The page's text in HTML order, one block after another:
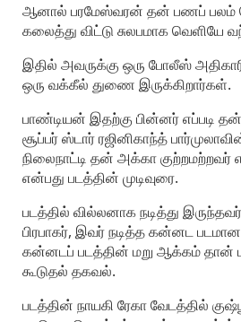
ஆனால் பரமேஸ்வரன் தன் பணப் பலம்
கலைத்து விட்டு சுலபமாக வெளியே
இதில் அவருக்கு ஒரு போலீஸ்
ஒரு வக்கீல் துணை இருக்கிறார்கள்.
பாண்டியன் இதற்கு பின்னர் எப்படி
சூப்பர் ஸ்டார் ரஜினிகாந்த்
நிலைநாட்டி தன் அக்கா குற்றமற்றவர்
என்பது படத்தின் முடிவுரை.
படத்தில் வில்லனாக நடித்து
பிரபாகர், இவர் நடித்த கன்னட
கன்னடப் படத்தின் மறு ஆக்கம் தான்
கூடுதல் தகவல்.
படத்தின் நாயகி ரேகா வேடத்தில்